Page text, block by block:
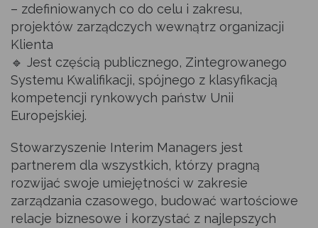
Kontakt
Multimedia
– zdefiniowanych co do celu i zakresu,
projektów zarządczych wewnątrz organizacji
Klienta
🔹 Jest częścią publicznego, Zintegrowanego
Systemu Kwalifikacji, spójnego z klasyfikacją
kompetencji rynkowych państw Unii
Europejskiej.
Stowarzyszenie Interim Managers jest
partnerem dla wszystkich, którzy pragną
rozwijać swoje umiejętności w zakresie
zarządzania czasowego, budować wartościowe
relacje biznesowe i korzystać z najlepszych